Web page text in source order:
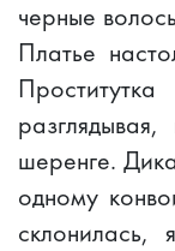
черные
Платье
шеренге.
одному